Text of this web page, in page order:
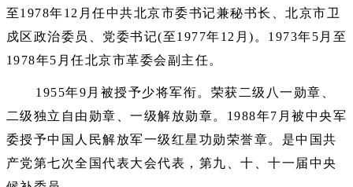
至1978年12月任中共北京市委书记兼秘书长、北京市卫
戍区政治委员、党委书记(至1977年12月)。1973年5月至
1978年5月任北京市革委会副主任。
1955年9月被授予少将军衔。荣获二级八一勋章、
二级独立自由勋章、一级解放勋章。1988年7月被中央军
委授予中国人民解放军一级红星功勋荣誉章。是中国共
产党第七次全国代表大会代表，第九、十、十一届中央